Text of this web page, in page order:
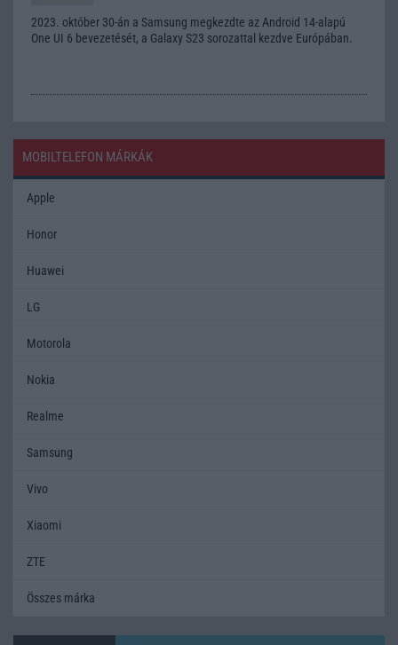
2023. október 30-án a Samsung megkezdte az Android 14-alapú
One UI 6 bevezetését, a Galaxy S23 sorozattal kezdve Európában.
MOBILTELEFON MÁRKÁK
Apple
Honor
Huawei
LG
Motorola
Nokia
Realme
Samsung
Vivo
Xiaomi
ZTE
Összes márka